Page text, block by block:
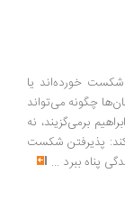
یا
می‌تواند
نه
شکست
ببرد...